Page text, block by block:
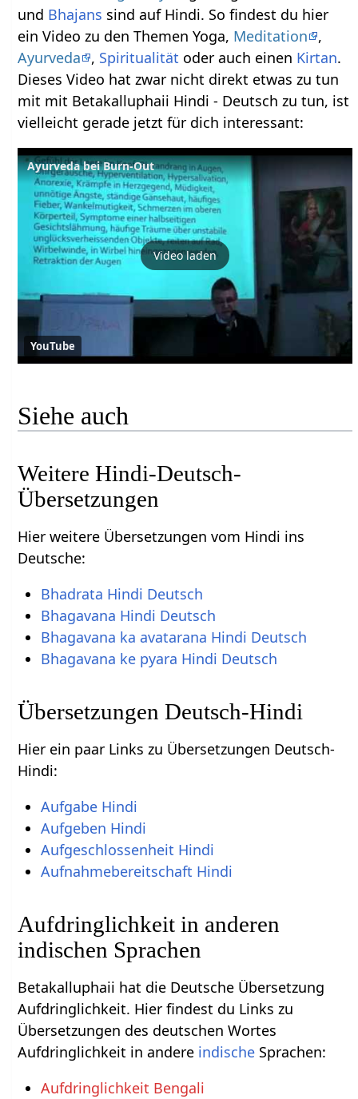
und Bhajans sind auf Hindi. So findest du hier
ein Video zu den Themen Yoga, Meditation
,
Ayurveda
, Spiritualität oder auch einen Kirtan.
Dieses Video hat zwar nicht direkt etwas zu tun
mit mit Betakalluphaii Hindi - Deutsch zu tun, ist
vielleicht gerade jetzt für dich interessant:
Ayurveda bei Burn-Out
Video laden
YouTube
Siehe auch
Weitere Hindi-Deutsch-
Übersetzungen
Hier weitere Übersetzungen vom Hindi ins
Deutsche:
Bhadrata Hindi Deutsch
Bhagavana Hindi Deutsch
Bhagavana ka avatarana Hindi Deutsch
Bhagavana ke pyara Hindi Deutsch
Übersetzungen Deutsch-Hindi
Hier ein paar Links zu Übersetzungen Deutsch-
Hindi:
Aufgabe Hindi
Aufgeben Hindi
Aufgeschlossenheit Hindi
Aufnahmebereitschaft Hindi
Aufdringlichkeit in anderen
indischen Sprachen
Betakalluphaii hat die Deutsche Übersetzung
Aufdringlichkeit. Hier findest du Links zu
Übersetzungen des deutschen Wortes
Aufdringlichkeit in andere indische Sprachen:
Aufdringlichkeit Bengali